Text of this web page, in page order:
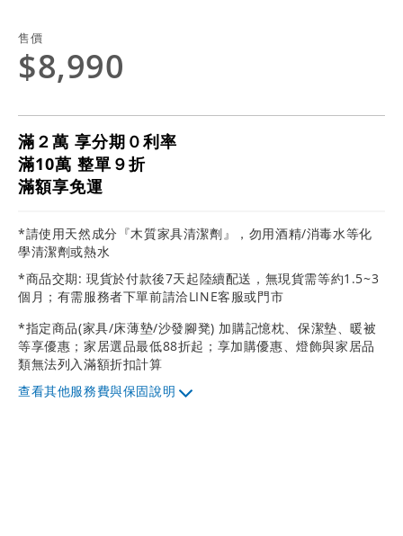
售價
$8,990
滿２萬 享分期０利率
滿10萬 整單９折
滿額享免運
*請使用天然成分『木質家具清潔劑』，勿用酒精/消毒水等化
學清潔劑或熱水
*商品交期: 現貨於付款後7天起陸續配送，無現貨需等約1.5~3
個月；有需服務者下單前請洽LINE客服或門市
*指定商品(家具/床薄墊/沙發腳凳) 加購記憶枕、保潔墊、暖被
等享優惠；家居選品最低88折起；享加購優惠、燈飾與家居品
類無法列入滿額折扣計算
其他服務費與保固說明